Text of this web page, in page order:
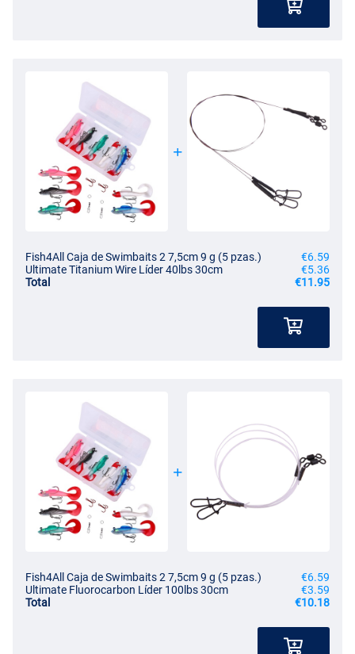
Fish4All Caja de Swimbaits 2 7,5cm 9 g (5 pzas.)
€6.59
Ultimate Titanium Wire Líder 40lbs 30cm
€5.36
Total
€11.95
Fish4All Caja de Swimbaits 2 7,5cm 9 g (5 pzas.)
€6.59
Ultimate Fluorocarbon Líder 100lbs 30cm
€3.59
Total
€10.18